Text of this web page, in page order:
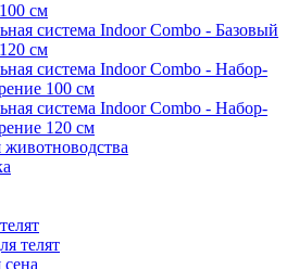
см
система Indoor Combo - Базовый
см
система Indoor Combo - Набор-
100 см
система Indoor Combo - Набор-
120 см
телят